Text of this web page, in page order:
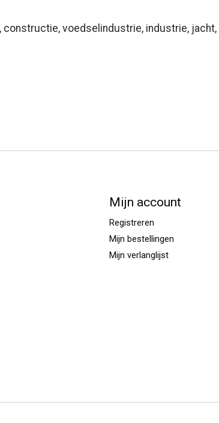
constructie, voedselindustrie, industrie,
Mijn account
Registreren
Mijn bestellingen
Mijn verlanglijst